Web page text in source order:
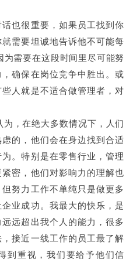
也很重要，如果员工找到你
需要坦诚地告诉他不可能每
需要在这段时间里尽可能努
确保在岗位竞争中胜出。或
人就是不适合做管理者，对
，在绝大多数情况下，人们
的，他们会在身边找到合适
。特别是在零售行业，管理
密，他们对影响力的理解也
努力工作不单纯只是做更多
业成功。我最大的快乐，是
远超出我个人的能力，很多
接近一线工作的员工最了解
到重视，我们要给予他们信